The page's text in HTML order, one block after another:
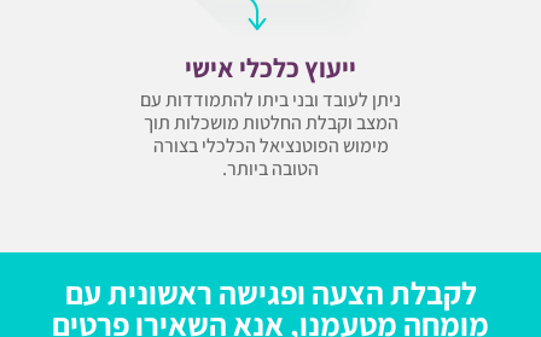
ייעוץ כלכלי אישי
ניתן לעובד ובני ביתו להתמודדות עם
המצב וקבלת החלטות מושכלות תוך
מימוש הפוטנציאל הכלכלי בצורה
הטובה ביותר.
לקבלת הצעה ופגישה ראשונית עם
מומחה מטעמנו, אנא השאירו פרטים